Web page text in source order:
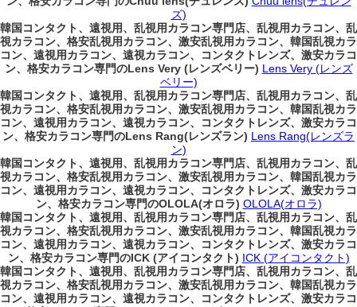
ズ)
韓国コンタクト、遠視用、乱視用カラコン専門店、乱視用カラコン、乱
視カラコン、格安乱視用カラコン、激安乱視用カラコン、韓国乱視カラ
コン、遠視用カラコン、遠視カラコン、コンタクトレンズ、激安カラコ
ン、格安カラコン専門のLens Very (レンズベリー) Lens Very (レンズ
ベリー)
韓国コンタクト、遠視用、乱視用カラコン専門店、乱視用カラコン、乱
視カラコン、格安乱視用カラコン、激安乱視用カラコン、韓国乱視カラ
コン、遠視用カラコン、遠視カラコン、コンタクトレンズ、激安カラコ
ン、格安カラコン専門のLens Rang(レンズラン) Lens Rang(レンズラ
ン)
韓国コンタクト、遠視用、乱視用カラコン専門店、乱視用カラコン、乱
視カラコン、格安乱視用カラコン、激安乱視用カラコン、韓国乱視カラ
コン、遠視用カラコン、遠視カラコン、コンタクトレンズ、激安カラコ
ン、格安カラコン専門のOLOLA(オロラ) OLOLA(オロラ)
韓国コンタクト、遠視用、乱視用カラコン専門店、乱視用カラコン、乱
視カラコン、格安乱視用カラコン、激安乱視用カラコン、韓国乱視カラ
コン、遠視用カラコン、遠視カラコン、コンタクトレンズ、激安カラコ
ン、格安カラコン専門のICK (アイコンタクト) ICK (アイコンタクト)
韓国コンタクト、遠視用、乱視用カラコン専門店、乱視用カラコン、乱
視カラコン、格安乱視用カラコン、激安乱視用カラコン、韓国乱視カラ
コン、遠視用カラコン、遠視カラコン、コンタクトレンズ、激安カラコ